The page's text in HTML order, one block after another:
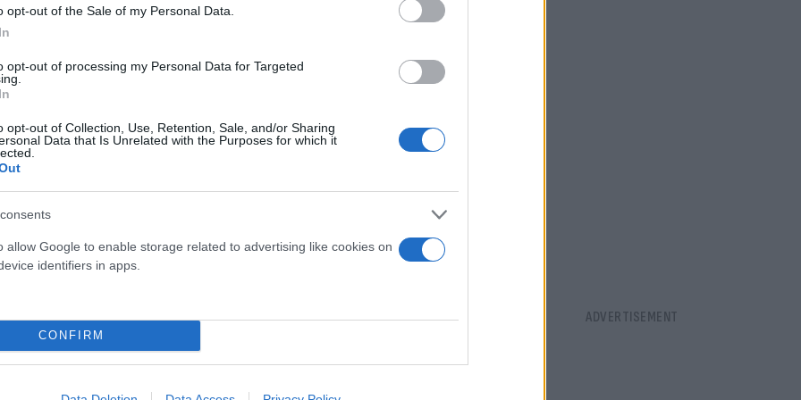
opt-out of the Sale of my Personal Data.
opt-out of processing my Personal Data for Targeted
opt-out of Collection, Use, Retention, Sale, and/or Sharing
Data that Is Unrelated with the Purposes for which it
allow Google to enable storage related to advertising like cookies on
identifiers in apps.
CONFIRM
όμως στάθηκε σε έναν βράχο, ελάχιστα μακρύτερα από
στον γκρεμό
να πιάσει το κινητό του και να ειδοποιήσει τις
από έναν γκρεμό 300 μέτρων, στηριζόμενος πάνω σε ένα
Αρχές και στο σημείο κατέφτασαν 14 πυροσβέστες, οι άνδρες
μέλη της Πολιτικής Προστασίας του Δήμου και της